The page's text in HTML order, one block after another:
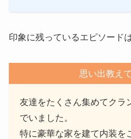
印象に残っているエピソード
思い出教えて
友達をたくさん集めてクラ
でいました。
特に豪華な家を建て内装を